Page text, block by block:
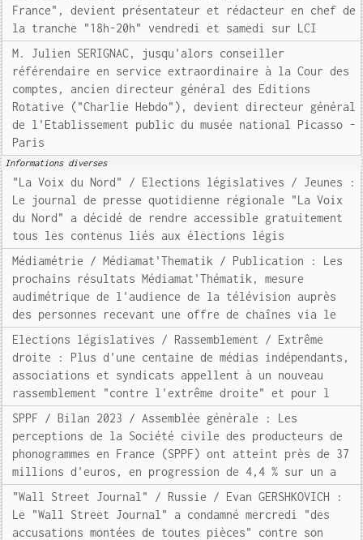
France", devient présentateur et rédacteur en chef de
la tranche "18h-20h" vendredi et samedi sur LCI
M. Julien SERIGNAC, jusqu'alors conseiller
référendaire en service extraordinaire à la Cour des
comptes, ancien directeur général des Editions
Rotative ("Charlie Hebdo"), devient directeur général
de l'Etablissement public du musée national Picasso -
Paris
Informations diverses
"La Voix du Nord" / Elections législatives / Jeunes :
Le journal de presse quotidienne régionale "La Voix
du Nord" a décidé de rendre accessible gratuitement
tous les contenus liés aux élections légis
Médiamétrie / Médiamat'Thematik / Publication : Les
prochains résultats Médiamat'Thématik, mesure
audimétrique de l'audience de la télévision auprès
des personnes recevant une offre de chaînes via le
Elections législatives / Rassemblement / Extrême
droite : Plus d'une centaine de médias indépendants,
associations et syndicats appellent à un nouveau
rassemblement "contre l'extrême droite" et pour l
SPPF / Bilan 2023 / Assemblée générale : Les
perceptions de la Société civile des producteurs de
phonogrammes en France (SPPF) ont atteint près de 37
millions d'euros, en progression de 4,4 % sur un a
"Wall Street Journal" / Russie / Evan GERSHKOVICH :
Le "Wall Street Journal" a condamné mercredi "des
accusations montées de toutes pièces" contre son